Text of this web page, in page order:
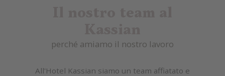
perché amiamo il nostro lavoro
All'Hotel Kassian siamo un team affiatato e